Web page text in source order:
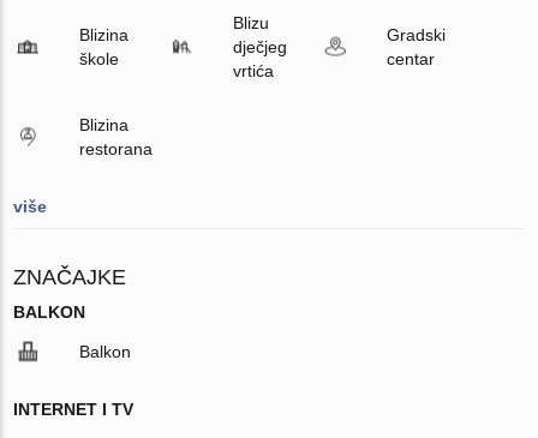
Blizina
škole
Blizu
dječjeg
vrtića
Gradski
centar
Blizina
restorana
više
ZNAČAJKE
BALKON
Balkon
INTERNET I TV